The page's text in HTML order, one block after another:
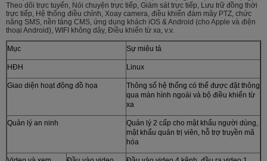
Theo dõi trực tuyến, Nói chuyện trực tiếp, Giám sát trực tiếp, Lưu trữ đồng thời
trực tiếp, Hệ thống điều chỉnh, Xoay camera, điều khiển đám mây PTZ, chức
năng SMS, nền tảng CMS, ứng dụng khách iOS & Android (cho Apple và điện
thoại Android), WIFI không dây, Điều khiển từ xa, v.v.
Mục Sự miêu tả
HĐH Linux
Giao diện hoạt động đồ họa
Thông số hệ thống có thể được đặt thông
qua màn hình ngoài và bộ điều khiển từ
xa
Quản lý an ninh
Quản lý 2 cấp cho mật khẩu người dùng,
mật khẩu quản trị viên, hỗ trợ truyền mã
hóa